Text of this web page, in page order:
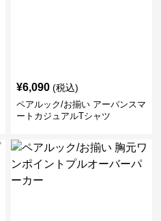
¥6,090 (税込)
ペアルック/お揃い アーバンスマ
ートカジュアルTシャツ